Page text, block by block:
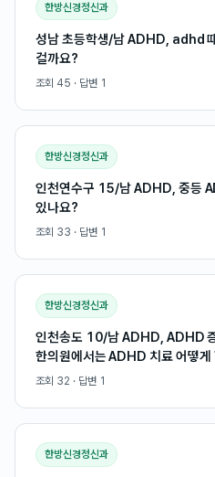
한방신경정신과
성남 초등학생/남 ADHD, adhd
걸까요?
조회 45 · 답변 1
한방신경정신과
인천연수구 15/남 ADHD, 중등
있나요?
조회 33 · 답변 1
한방신경정신과
인천송도 10/남 ADHD, ADHD
한의원에서는 ADHD 치료 어떻게
조회 32 · 답변 1
한방신경정신과